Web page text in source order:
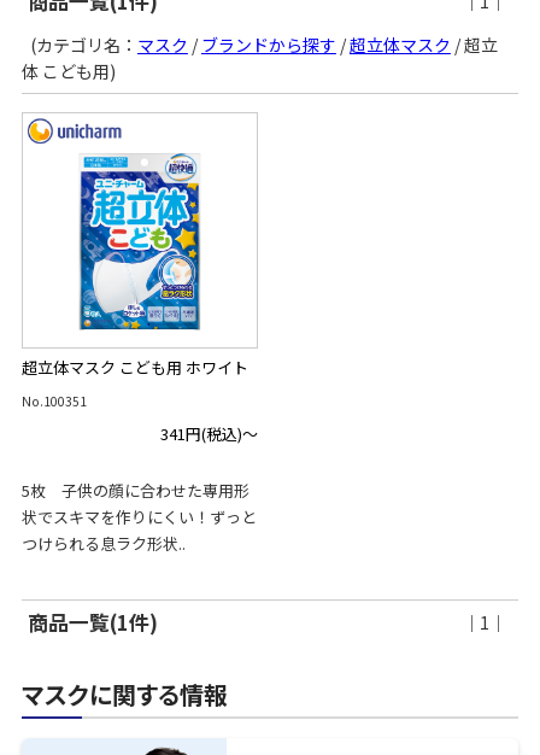
(カテゴリ名： マスク /ブランドから探す /超立体マスク / 超立
体 こども用)
超立体マスク こども用 ホワイト
No.100351
341円(税込)～
5枚 子供の顔に合わせた専用形
状でスキマを作りにくい！ずっと
つけられる息ラク形状..
商品一覧(1件) ｜1｜
マスクに関する情報